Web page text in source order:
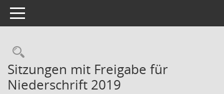
Toggle navigation
Rechercheauswahl
Sitzungen mit Freigabe für
Niederschrift 2019